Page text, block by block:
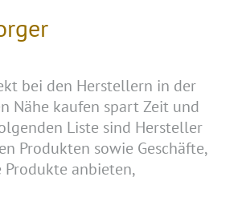
bei den Herstellern in der
Nähe kaufen spart Zeit und
Liste sind Hersteller
Produkten sowie Geschäfte,
anbieten,